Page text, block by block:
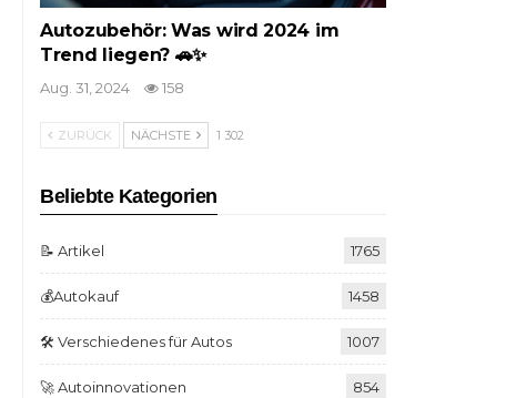
Autozubehör: Was wird 2024 im
Trend liegen? 🚗✨
Aug. 31, 2024 158
ZURÜCK NÄCHSTE 1 302
Beliebte Kategorien
📝 Artikel 1765
💰Autokauf 1458
🛠️ Verschiedenes für Autos 1007
🚀 Autoinnovationen 854